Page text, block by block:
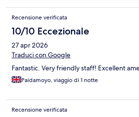
Recensione verificata
10/10 Eccezionale
27 apr 2026
Traduci con Google
Fantastic. Very friendly staff! Excellent
Paidamoyo, viaggio di 1 notte
Recensione verificata